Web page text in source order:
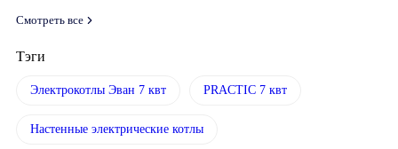
Смотреть все
Тэги
Электрокотлы Эван 7 квт PRACTIC 7 квт
Настенные электрические котлы